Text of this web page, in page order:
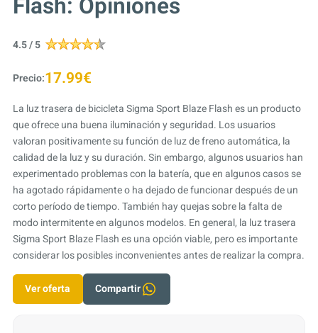
4.5 / 5
Precio:17.99€
La luz trasera de bicicleta Sigma Sport Blaze Flash es un producto
que ofrece una buena iluminación y seguridad. Los usuarios
valoran positivamente su función de luz de freno automática, la
calidad de la luz y su duración. Sin embargo, algunos usuarios han
experimentado problemas con la batería, que en algunos casos se
ha agotado rápidamente o ha dejado de funcionar después de un
corto período de tiempo. También hay quejas sobre la falta de
modo intermitente en algunos modelos. En general, la luz trasera
Sigma Sport Blaze Flash es una opción viable, pero es importante
considerar los posibles inconvenientes antes de realizar la compra.
Ver oferta Compartir